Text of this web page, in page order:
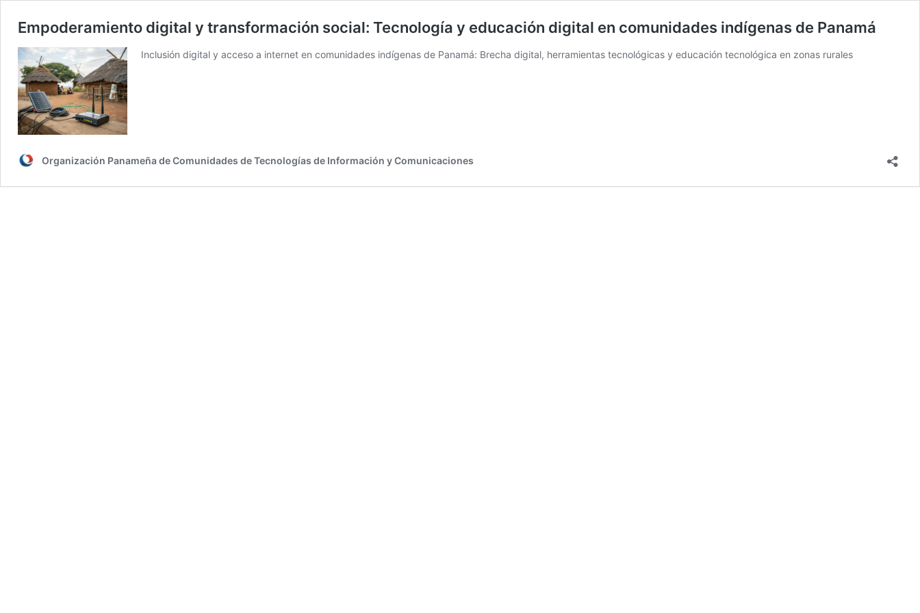
Empoderamiento digital y transformación social: Tecnología y educación digital en comunidades indígenas de Panamá
Inclusión digital y acceso a internet en comunidades indígenas de Panamá: Brecha digital, herramientas tecnológicas y educación tecnológica en zonas rurales
Organización Panameña de Comunidades de Tecnologías de Información y Comunicaciones